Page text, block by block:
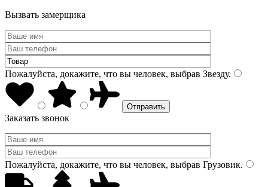
Вызвать замерщика
Пожалуйста, докажите, что вы человек, выбрав Звезду.
Заказать звонок
Пожалуйста, докажите, что вы человек, выбрав Грузовик.